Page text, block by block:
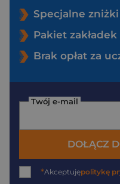
Specjalne
Pakiet zakładek
Brak opłat za
Twój e-mail
DOŁĄCZ
*Akceptujępolitykę